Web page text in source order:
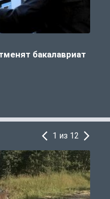
бакалавриат
1 из 12